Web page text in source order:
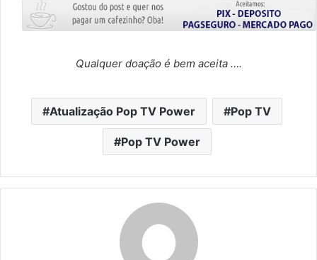
Qualquer doação é bem aceita ….
Atualização Pop TV Power Pop TV
Pop TV Power